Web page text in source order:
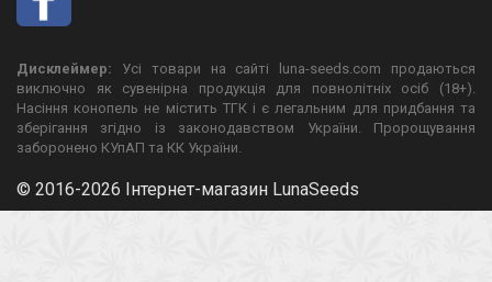
Дисклеймер: Усі товари на сайті luna-seeds.com продаються
виключно як сувенірна продукція для повнолітніх осіб (18+).
Насіння конопель не містить ТГК і є легальним для придбання та
зберігання згідно із законодавством України. Пророщування
заборонено КУпАП та КК України.
© 2016-2026 Інтернет-магазин LunaSeeds